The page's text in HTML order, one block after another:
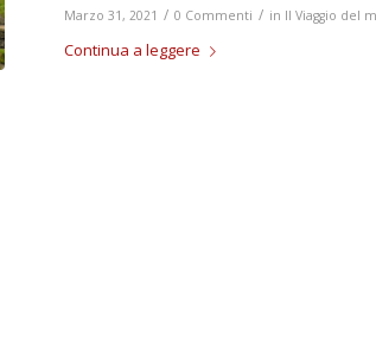
Marzo 31, 2021 / 0 Commenti / in Il Viaggio del
Continua a leggere